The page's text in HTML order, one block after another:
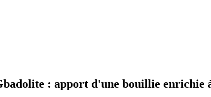
: apport d'une bouillie enrichie